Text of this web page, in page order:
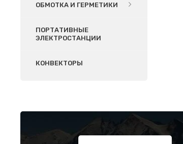
ОБМОТКА И ГЕРМЕТИКИ
ПОРТАТИВНЫЕ
ЭЛЕКТРОСТАНЦИИ
КОНВЕКТОРЫ